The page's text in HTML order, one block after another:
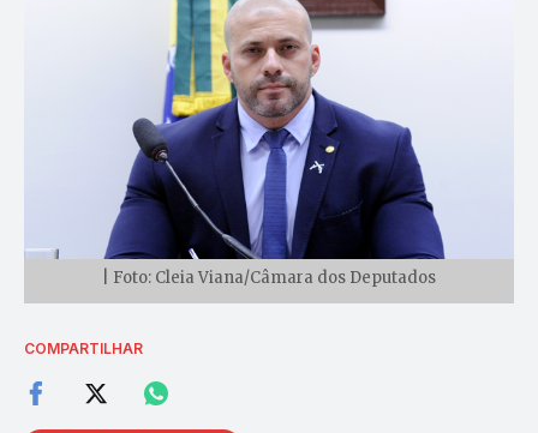
| Foto: Cleia Viana/Câmara dos Deputados
COMPARTILHAR